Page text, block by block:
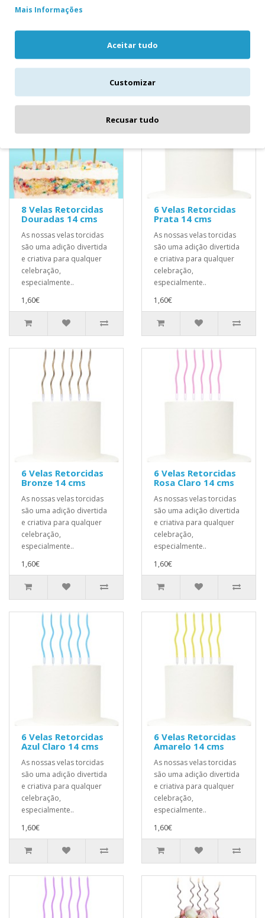
1,90€
8 Velas Retorcidas
Douradas 14 cms
As nossas velas torcidas
são uma adição divertida
e criativa para qualquer
celebração,
especialmente..
1,60€
6 Velas Retorcidas
Prata 14 cms
As nossas velas torcidas
são uma adição divertida
e criativa para qualquer
celebração,
especialmente..
1,60€
6 Velas Retorcidas
Bronze 14 cms
As nossas velas torcidas
são uma adição divertida
e criativa para qualquer
celebração,
especialmente..
1,60€
6 Velas Retorcidas
Rosa Claro 14 cms
As nossas velas torcidas
são uma adição divertida
e criativa para qualquer
celebração,
especialmente..
1,60€
6 Velas Retorcidas
Azul Claro 14 cms
As nossas velas torcidas
são uma adição divertida
e criativa para qualquer
celebração,
especialmente..
1,60€
6 Velas Retorcidas
Amarelo 14 cms
As nossas velas torcidas
são uma adição divertida
e criativa para qualquer
celebração,
especialmente..
1,60€
Mais Informações
Aceitar tudo
Customizar
Recusar tudo